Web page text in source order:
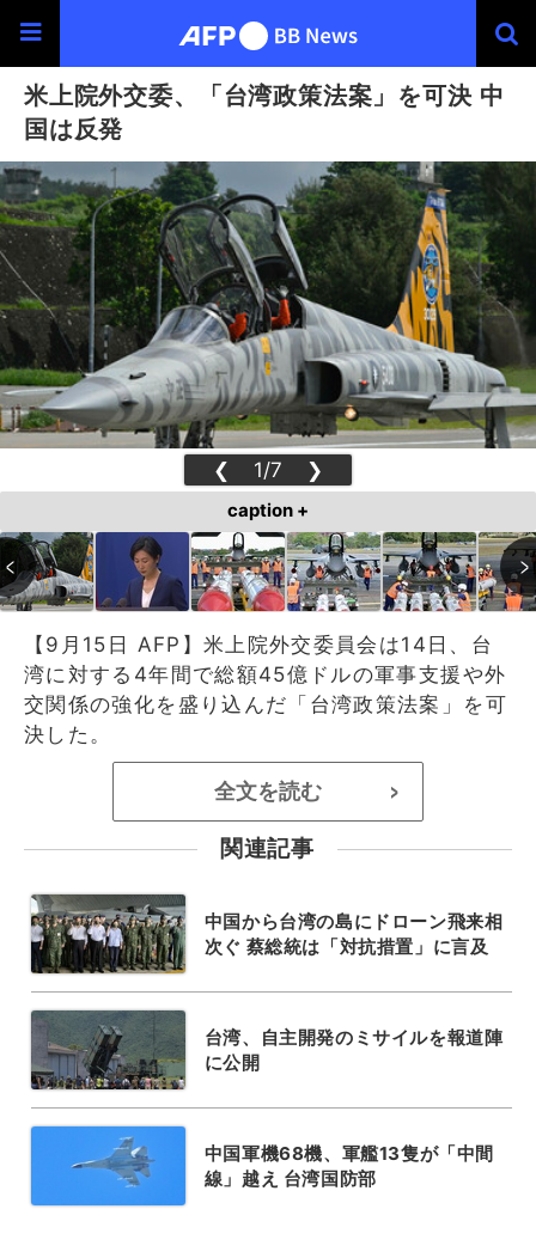
米上院外交委、「台湾政策法案」を可決 中
国は反発
❮ 1/7 ❯
caption +
【9月15日 AFP】米上院外交委員会は14日、台
湾に対する4年間で総額45億ドルの軍事支援や外
交関係の強化を盛り込んだ「台湾政策法案」を可
決した。
全文を読む >
関連記事
中国から台湾の島にドローン飛来相
次ぐ 蔡総統は「対抗措置」に言及
台湾、自主開発のミサイルを報道陣
に公開
中国軍機68機、軍艦13隻が「中間
線」越え 台湾国防部